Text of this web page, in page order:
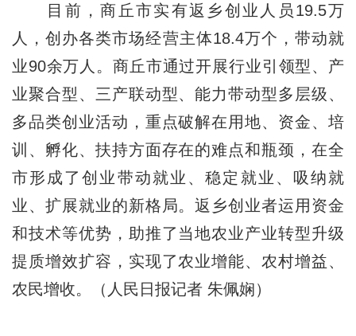
目前，商丘市实有返乡创业人员19.5万
人，创办各类市场经营主体18.4万个，带动就
业90余万人。商丘市通过开展行业引领型、产
业聚合型、三产联动型、能力带动型多层级、
多品类创业活动，重点破解在用地、资金、培
训、孵化、扶持方面存在的难点和瓶颈，在全
市形成了创业带动就业、稳定就业、吸纳就
业、扩展就业的新格局。返乡创业者运用资金
和技术等优势，助推了当地农业产业转型升级
提质增效扩容，实现了农业增能、农村增益、
农民增收。（人民日报记者 朱佩娴）